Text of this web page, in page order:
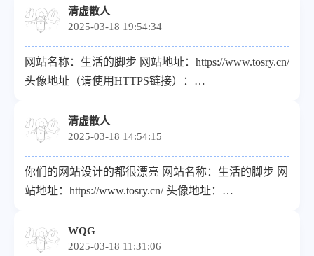
清虚散人
2025-03-18 19:54:34
网站名称：生活的脚步 网站地址：https://www.tosry.cn/
头像地址（请使用HTTPS链接）：
加了
清虚散人
2025-03-18 14:54:15
你们的网站设计的都很漂亮 网站名称：生活的脚步 网
站地址：https://www.tosry.cn/ 头像地址：
兴趣爱好WQG
2025-03-18 11:31:06